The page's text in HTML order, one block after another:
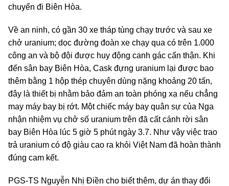
chuyển đi Biên Hòa.
Về an ninh, có gần 30 xe tháp tùng chạy trước và sau xe
chở uranium; dọc đường đoàn xe chạy qua có trên 1.000
công an và bộ đội được huy động canh gác cẩn thận. Khi
đến sân bay Biên Hòa, Cask đựng uranium lại được bao
thêm bằng 1 hộp thép chuyên dùng nặng khoảng 20 tấn,
đây là thiết bị nhằm bảo đảm an toàn phóng xạ nếu chẳng
may máy bay bị rớt. Một chiếc máy bay quân sự của Nga
nhận nhiệm vụ chở số uranium trên đã cất cánh rời sân
bay Biên Hòa lúc 5 giờ 5 phút ngày 3.7. Như vậy việc trao
trả uranium có độ giàu cao ra khỏi Việt Nam đã hoàn thành
đúng cam kết.
PGS-TS Nguyễn Nhị Điền cho biết thêm, dự án thay đổi